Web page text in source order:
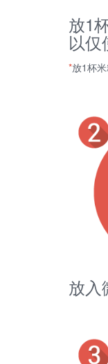
放1
以仅
*放1杯米
放入